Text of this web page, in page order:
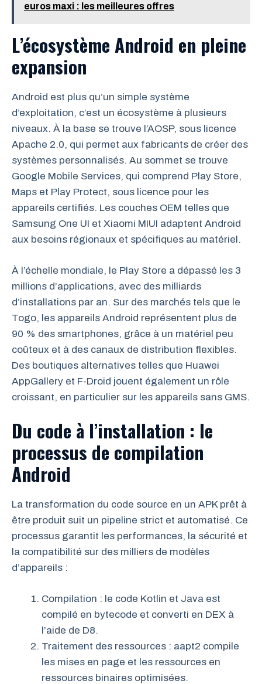
euros maxi : les meilleures offres
L’écosystème Android en pleine
expansion
Android est plus qu’un simple système
d’exploitation, c’est un écosystème à plusieurs
niveaux. À la base se trouve l’AOSP, sous licence
Apache 2.0, qui permet aux fabricants de créer des
systèmes personnalisés. Au sommet se trouve
Google Mobile Services, qui comprend Play Store,
Maps et Play Protect, sous licence pour les
appareils certifiés. Les couches OEM telles que
Samsung One UI et Xiaomi MIUI adaptent Android
aux besoins régionaux et spécifiques au matériel.
À l’échelle mondiale, le Play Store a dépassé les 3
millions d’applications, avec des milliards
d’installations par an. Sur des marchés tels que le
Togo, les appareils Android représentent plus de
90 % des smartphones, grâce à un matériel peu
coûteux et à des canaux de distribution flexibles.
Des boutiques alternatives telles que Huawei
AppGallery et F-Droid jouent également un rôle
croissant, en particulier sur les appareils sans GMS.
Du code à l’installation : le
processus de compilation
Android
La transformation du code source en un APK prêt à
être produit suit un pipeline strict et automatisé. Ce
processus garantit les performances, la sécurité et
la compatibilité sur des milliers de modèles
d’appareils :
Compilation : le code Kotlin et Java est
compilé en bytecode et converti en DEX à
l’aide de D8.
Traitement des ressources : aapt2 compile
les mises en page et les ressources en
ressources binaires optimisées.